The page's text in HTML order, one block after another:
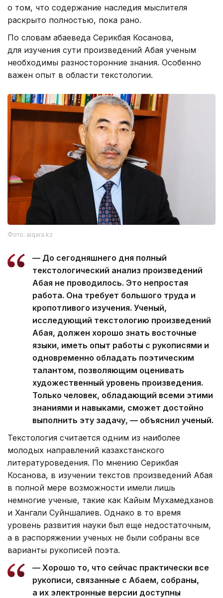
о том, что содержание наследия мыслителя
раскрыто полностью, пока рано.
По словам абаеведа Серикбая Косанова,
для изучения сути произведений Абая ученым
необходимы разносторонние знания. Особенно
важен опыт в области текстологии.
Фото: aiqara.kz
— До сегодняшнего дня полный
текстологический анализ произведений
Абая не проводилось. Это непростая
работа. Она требует большого труда и
кропотливого изучения. Ученый,
исследующий текстологию произведений
Абая, должен хорошо знать восточные
языки, иметь опыт работы с рукописями и
одновременно обладать поэтическим
талантом, позволяющим оценивать
художественный уровень произведения.
Только человек, обладающий всеми этими
знаниями и навыками, сможет достойно
выполнить эту задачу, — объяснил ученый.
Текстология считается одним из наиболее
молодых направлений казахстанского
литературоведения. По мнению Серикбая
Косанова, в изучении текстов произведений Абая
в полной мере возможности имели лишь
немногие ученые, такие как Кайым Мухамедханов
и Хангали Суйншалиев. Однако в то время
уровень развития науки был еще недостаточным,
а в распоряжении ученых не были собраны все
варианты рукописей поэта.
— Хорошо то, что сейчас практически все
рукописи, связанные с Абаем, собраны,
а их электронные версии доступны